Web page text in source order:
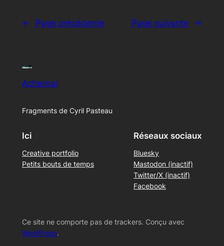
← Page précédente Page suivante →
Achernar
Fragments de Cyril Pasteau
Ici
Creative portfolio
Petits bouts de temps
Réseaux sociaux
Bluesky
Mastodon (inactif)
Twitter/X (inactif)
Facebook
Ce site ne comporte pas de trackers. Conçu avec
WordPress.